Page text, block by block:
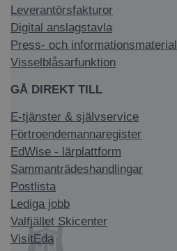
Leverantörsfakturor
Digital anslagstavla
Press- och informationsmaterial
Visselblåsarfunktion
GÅ DIREKT TILL
E-tjänster & självservice
Förtroendemannaregister
EdWise - lärplattform
Sammanträdeshandlingar
Postlista
Lediga jobb
Valfjället Skicenter
VisitEda